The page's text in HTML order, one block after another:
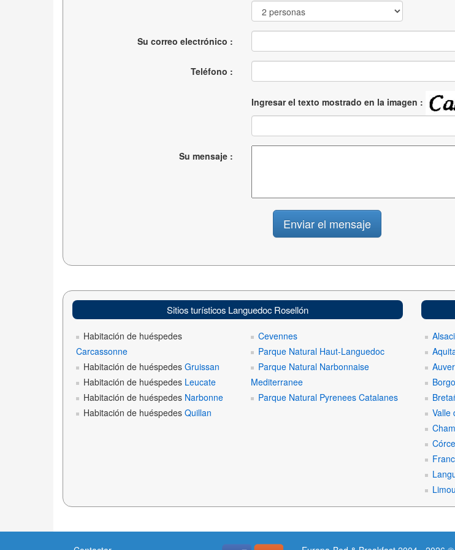
Su correo electrónico :
Teléfono :
Ingresar el texto mostrado en la imagen :
Su mensaje :
Sitios turísticos Languedoc Rosellón
Habitación de huéspedes
Carcassonne
Habitación de huéspedes Gruissan
Habitación de huéspedes Leucate
Habitación de huéspedes Narbonne
Habitación de huéspedes Quillan
Cevennes
Parque Natural Haut-Languedoc
Parque Natural Narbonnaise
Mediterranee
Parque Natural Pyrenees Catalanes
Valle